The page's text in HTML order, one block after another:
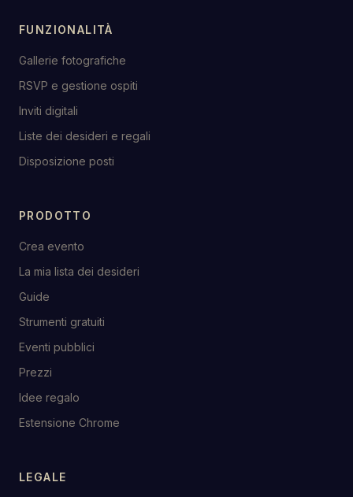
FUNZIONALITÀ
Gallerie fotografiche
RSVP e gestione ospiti
Inviti digitali
Liste dei desideri e regali
Disposizione posti
PRODOTTO
Crea evento
La mia lista dei desideri
Guide
Strumenti gratuiti
Eventi pubblici
Prezzi
Idee regalo
Estensione Chrome
LEGALE